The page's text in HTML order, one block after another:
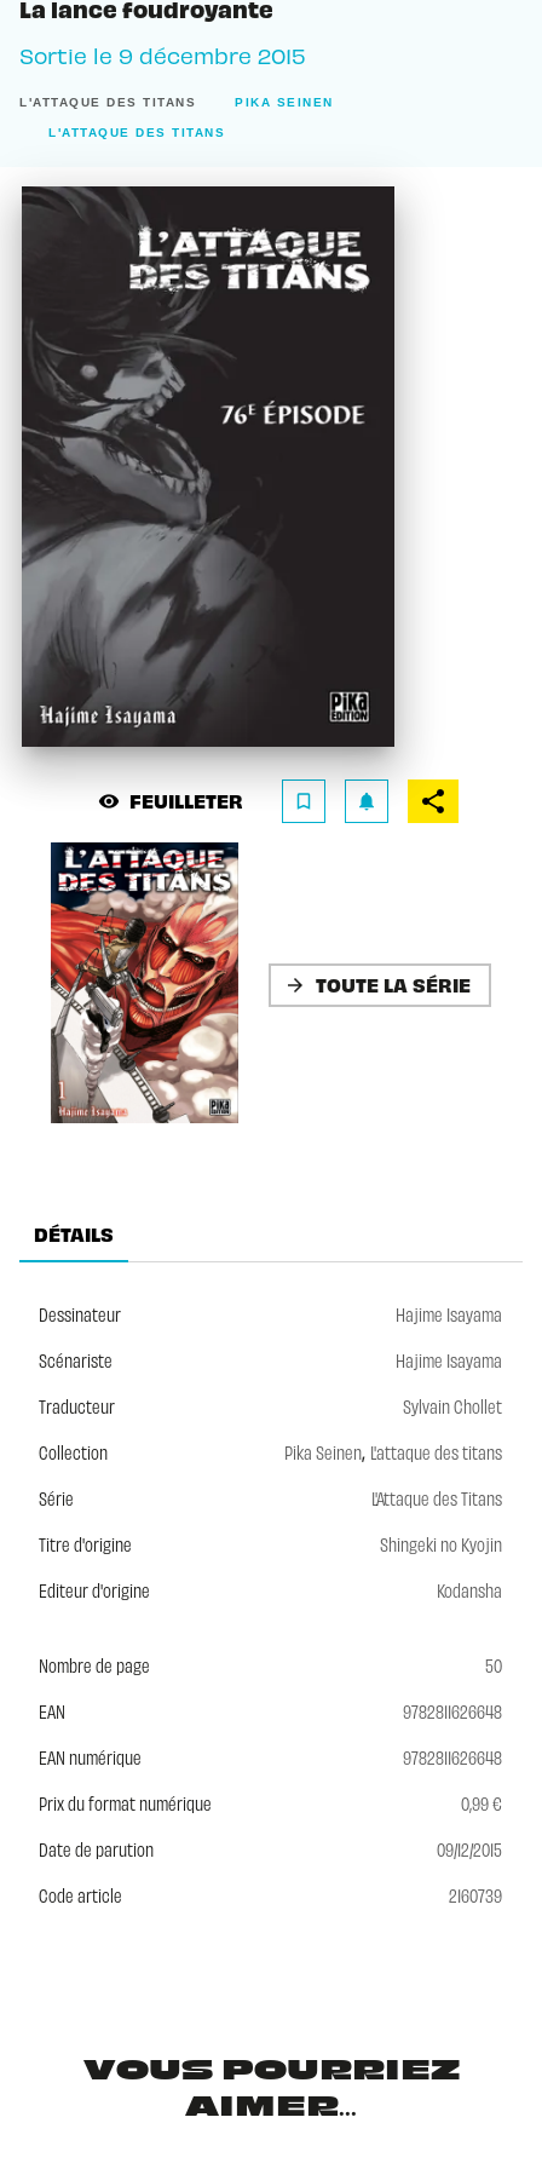
La lance foudroyante
Sortie le 9 décembre 2015
L'ATTAQUE DES TITANS PIKA SEINEN
L'ATTAQUE DES TITANS
visibility FEUILLETER bookmark_border notifications
arrow_forward TOUTE LA SÉRIE
DÉTAILS
Dessinateur
Hajime Isayama
Scénariste
Hajime Isayama
Traducteur
Sylvain Chollet
Collection
Pika Seinen, L'attaque des titans
Série
L'Attaque des Titans
Titre d'origine
Shingeki no Kyojin
Editeur d'origine
Kodansha
Nombre de page
50
EAN
9782811626648
EAN numérique
9782811626648
Prix du format numérique
0,99 €
Date de parution
09/12/2015
Code article
2160739
VOUS POURRIEZ
AIMER...